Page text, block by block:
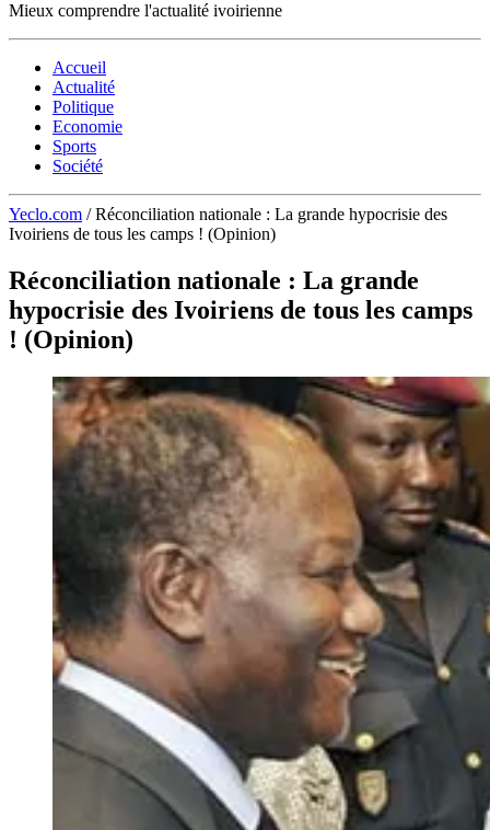
Mieux comprendre l'actualité ivoirienne
Accueil
Actualité
Politique
Economie
Sports
Société
Yeclo.com / Réconciliation nationale : La grande hypocrisie des
Ivoiriens de tous les camps ! (Opinion)
Réconciliation nationale : La grande
hypocrisie des Ivoiriens de tous les camps
! (Opinion)